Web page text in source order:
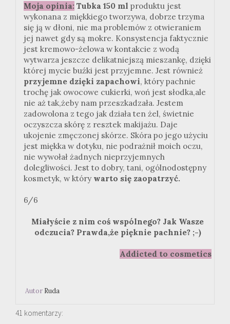
Moja opinia: Tubka 150 ml produktu jest
wykonana z miękkiego tworzywa, dobrze trzyma
się ją w dłoni, nie ma problemów z otwieraniem
jej nawet gdy są mokre. Konsystencja faktycznie
jest kremowo-żelowa w kontakcie z wodą
wytwarza jeszcze delikatniejszą mieszankę, dzięki
której mycie buźki jest przyjemne. Jest również
przyjemne dzięki zapachowi, który pachnie
trochę jak owocowe cukierki, woń jest słodka,ale
nie aż tak,żeby nam przeszkadzała. Jestem
zadowolona z tego jak działa ten żel, świetnie
oczyszcza skórę z resztek makijażu. Daje
ukojenie zmęczonej skórze. Skóra po jego użyciu
jest miękka w dotyku, nie podrażnił moich oczu,
nie wywołał żadnych nieprzyjemnych
dolegliwości. Jest to dobry, tani, ogólnodostępny
kosmetyk, w który warto się zaopatrzyć.
6/6
Miałyście z nim coś wspólnego? Jak Wasze
odczucia? Prawda,że pięknie pachnie? ;-)
Addicted to cosmetics
Autor Ruda
41 komentarzy: